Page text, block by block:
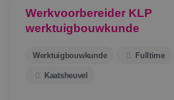
Werkvoorbereider KLP
werktuigbouwkunde
Werktuigbouwkunde Fulltime
Kaatsheuvel